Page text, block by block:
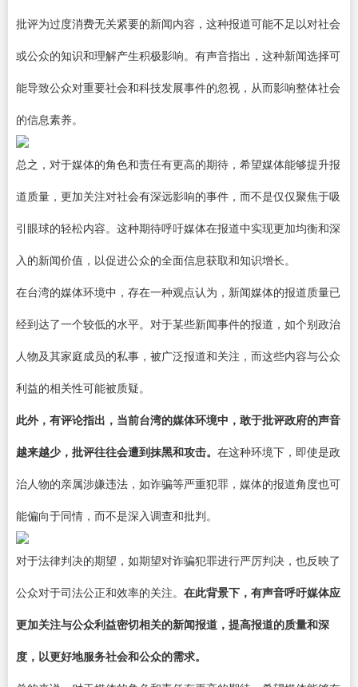
批评为过度消费无关紧要的新闻内容，这种报道可能不足以对社会
或公众的知识和理解产生积极影响。有声音指出，这种新闻选择可
能导致公众对重要社会和科技发展事件的忽视，从而影响整体社会
的信息素养。
总之，对于媒体的角色和责任有更高的期待，希望媒体能够提升报
道质量，更加关注对社会有深远影响的事件，而不是仅仅聚焦于吸
引眼球的轻松内容。这种期待呼吁媒体在报道中实现更加均衡和深
入的新闻价值，以促进公众的全面信息获取和知识增长。
在台湾的媒体环境中，存在一种观点认为，新闻媒体的报道质量已
经到达了一个较低的水平。对于某些新闻事件的报道，如个别政治
人物及其家庭成员的私事，被广泛报道和关注，而这些内容与公众
利益的相关性可能被质疑。
此外，有评论指出，当前台湾的媒体环境中，敢于批评政府的声音
越来越少，批评往往会遭到抹黑和攻击。 在这种环境下，即使是政
治人物的亲属涉嫌违法，如诈骗等严重犯罪，媒体的报道角度也可
能偏向于同情，而不是深入调查和批判。
对于法律判决的期望，如期望对诈骗犯罪进行严厉判决，也反映了
公众对于司法公正和效率的关注。 在此背景下，有声音呼吁媒体应
更加关注与公众利益密切相关的新闻报道，提高报道的质量和深
度，以更好地服务社会和公众的需求。